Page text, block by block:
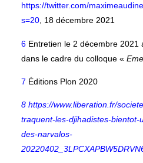
https://twitter.com/
s=20, 18 décembre 2021
6Entretien le 2 décembre 2021
dans le cadre du colloque «
7 Éditions Plon 2020
8 https://www.liberation.fr/
traquent-les-djihadistes-
des-narvalos-